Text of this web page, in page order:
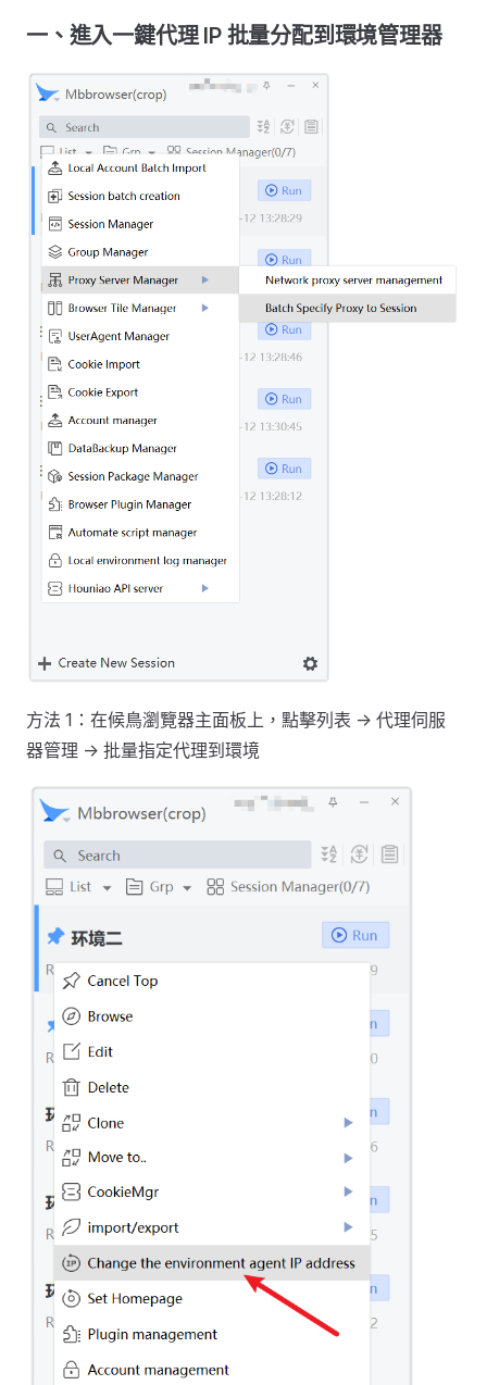
一、進入一鍵代理 IP 批量分配到環境管理器
方法 1：在候鳥瀏覽器主面板上，點擊列表 -> 代理伺服
器管理 -> 批量指定代理到環境